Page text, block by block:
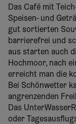
Das Café mit
Speisen- und
gut sortierten
barrierefrei und
aus starten auch
Hochmoor, nach
erreicht man die
Bei Schönwetter
angrenzenden
Das
oder